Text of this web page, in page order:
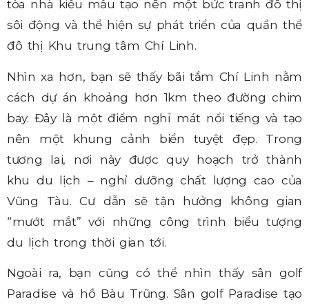
tòa nhà kiểu mẫu tạo nên một bức tranh đô thị
sôi động và thể hiện sự phát triển của quần thể
đô thị Khu trung tâm Chí Linh.
Nhìn xa hơn, bạn sẽ thấy bãi tắm Chí Linh nằm
cách dự án khoảng hơn 1km theo đường chim
bay. Đây là một điểm nghỉ mát nổi tiếng và tạo
nên một khung cảnh biển tuyệt đẹp. Trong
tương lai, nơi này được quy hoạch trở thành
khu du lịch – nghỉ dưỡng chất lượng cao của
Vũng Tàu. Cư dẫn sẽ tận hưởng không gian
“mướt mắt” với những công trình biểu tượng
du lịch trong thời gian tới.
Ngoài ra, bạn cũng có thể nhìn thấy sân golf
Paradise và hồ Bàu Trũng. Sân golf Paradise tạo